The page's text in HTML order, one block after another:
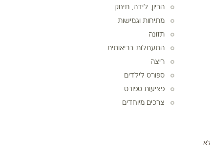
הריון, לידה, תינוק
מתיחות וגמישות
תזונה
התעמלות בריאותית
ריצה
ספורט לילדים
פציעות ספורט
צרכים מיוחדים